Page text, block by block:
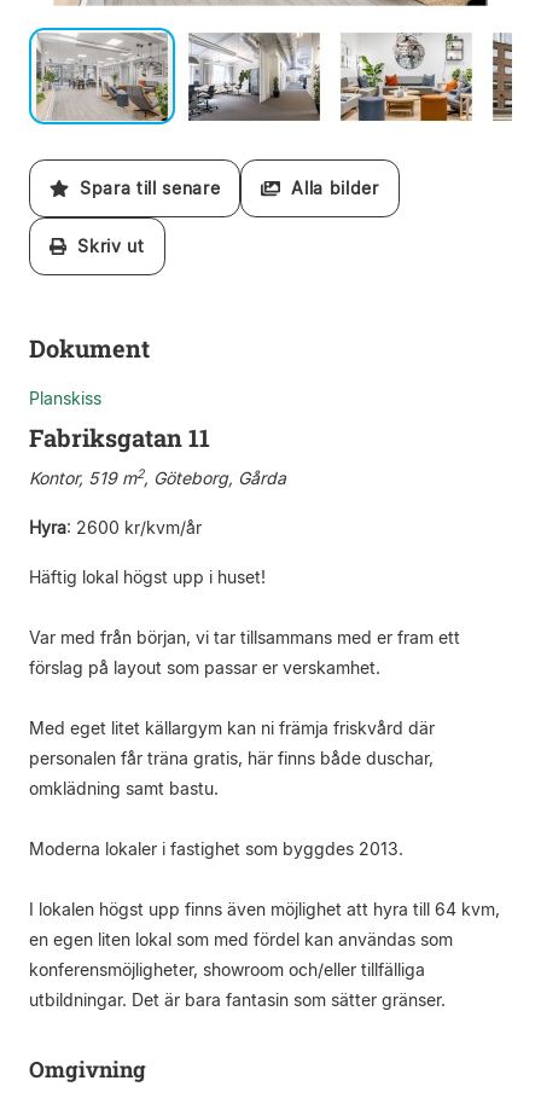
Spara till senare Alla bilder
Skriv ut
Dokument
Planskiss
Fabriksgatan 11
Kontor, 519 m2, Göteborg, Gårda
Hyra: 2600 kr/kvm/år
Häftig lokal högst upp i huset!
Var med från början, vi tar tillsammans med er fram ett
förslag på layout som passar er verskamhet.
Med eget litet källargym kan ni främja friskvård där
personalen får träna gratis, här finns både duschar,
omklädning samt bastu.
Moderna lokaler i fastighet som byggdes 2013.
I lokalen högst upp finns även möjlighet att hyra till 64 kvm,
en egen liten lokal som med fördel kan användas som
konferensmöjligheter, showroom och/eller tillfälliga
utbildningar. Det är bara fantasin som sätter gränser.
Omgivning